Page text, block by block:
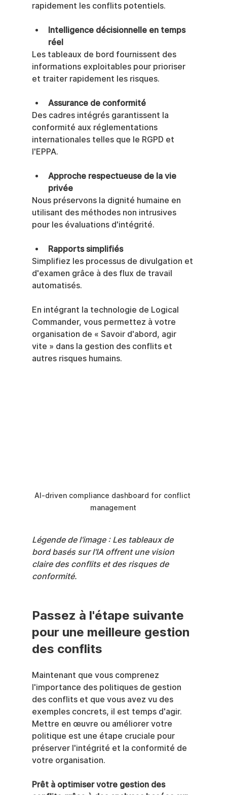
rapidement les conflits potentiels.
Intelligence décisionnelle en temps
réel
Les tableaux de bord fournissent des
informations exploitables pour prioriser
et traiter rapidement les risques.
Assurance de conformité
Des cadres intégrés garantissent la
conformité aux réglementations
internationales telles que le RGPD et
l'EPPA.
Approche respectueuse de la vie
privée
Nous préservons la dignité humaine en
utilisant des méthodes non intrusives
pour les évaluations d'intégrité.
Rapports simplifiés
Simplifiez les processus de divulgation et
d'examen grâce à des flux de travail
automatisés.
En intégrant la technologie de Logical
Commander, vous permettez à votre
organisation de « Savoir d'abord, agir
vite » dans la gestion des conflits et
autres risques humains.
AI-driven compliance dashboard for conflict
management
Légende de l'image : Les tableaux de
bord basés sur l'IA offrent une vision
claire des conflits et des risques de
conformité.
Passez à l'étape suivante
pour une meilleure gestion
des conflits
Maintenant que vous comprenez
l'importance des politiques de gestion
des conflits et que vous avez vu des
exemples concrets, il est temps d'agir.
Mettre en œuvre ou améliorer votre
politique est une étape cruciale pour
préserver l'intégrité et la conformité de
votre organisation.
Prêt à optimiser votre gestion des